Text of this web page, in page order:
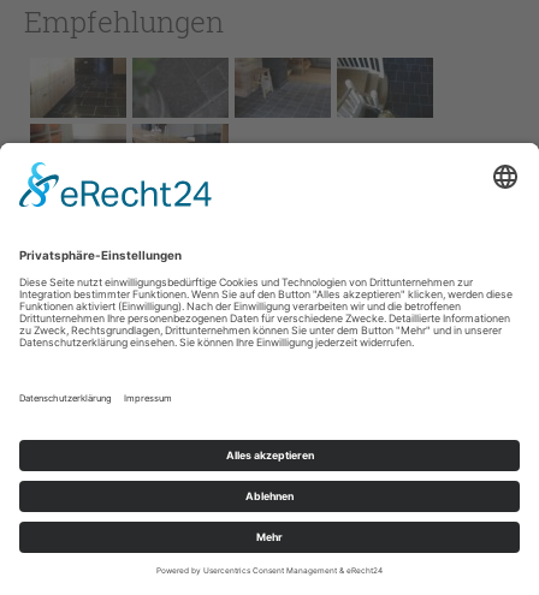
Empfehlungen
Impressum
AGB
Service
Cookie-Einstellungen Home Kontakt
© 2026 Naturstein Vonderhecken